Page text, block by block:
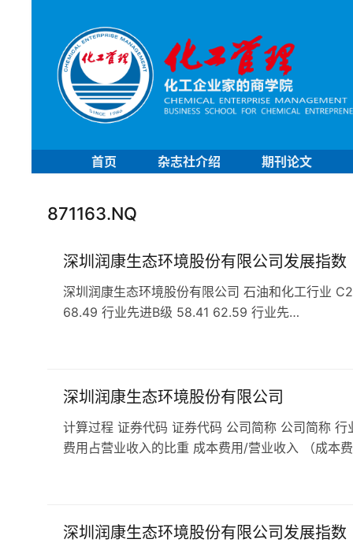
首页 杂志社介绍 期刊论文
871163.NQ
深圳润康生态环境股份有限公司发展指数
深圳润康生态环境股份有限公司 石油和化工行业
68.49 行业先进B级 58.41 62.59 行业先…
深圳润康生态环境股份有限公司
计算过程 证券代码 证券代码 公司简称 公司简称
费用占营业收入的比重 成本费用/营业收入 （成本
深圳润康生态环境股份有限公司发展指数